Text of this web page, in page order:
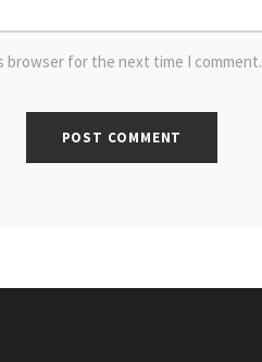
browser for the next time I comment.